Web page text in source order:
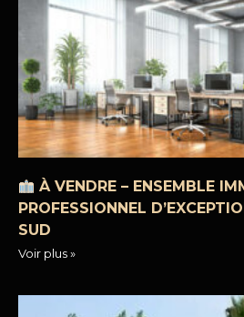
À VENDRE – ENSEMBLE
PROFESSIONNEL
SUD
Voir plus »